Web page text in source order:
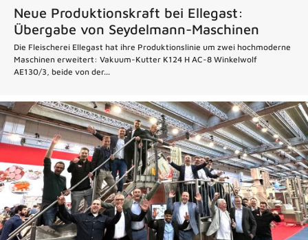
Neue Produktionskraft bei Ellegast:
Übergabe von Seydelmann-Maschinen
Die Fleischerei Ellegast hat ihre Produktionslinie um zwei hochmoderne
Maschinen erweitert: Vakuum-Kutter K124 H AC-8 Winkelwolf
AE130/3, beide von der...